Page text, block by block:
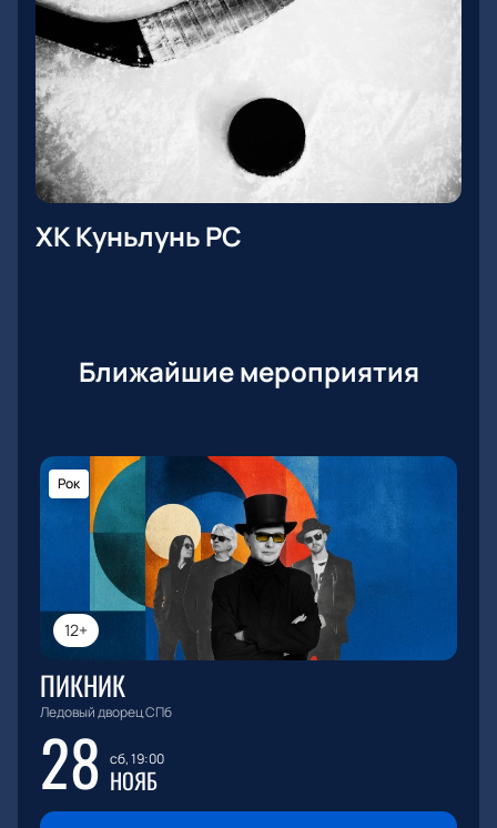
ХК Куньлунь РС
Ближайшие мероприятия
12+
Рок
ПИКНИК
Ледовый дворец СПб
28 сб, 19:00
НОЯБ